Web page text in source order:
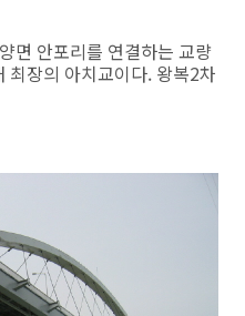
면 안포리를 연결하는 교량
장의 아치교이다. 왕복2차